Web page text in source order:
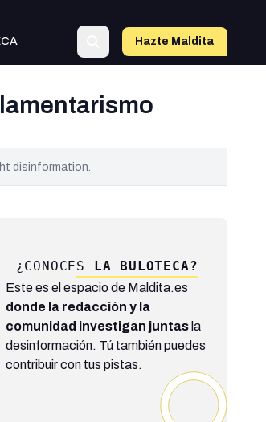
Hazte Maldita
disinformation.
¿CONOCES LA BULOTECA?
Este es el espacio de Maldita.es
donde la redacción y la
comunidad investigan juntasla
desinformación. Tú también puedes
contribuir con tus pistas.